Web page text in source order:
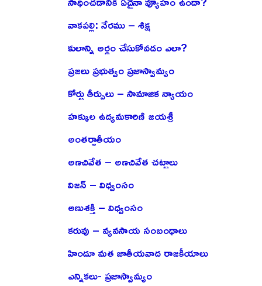
వాకపల్లి: నేరము – శిక్ష
కులాన్ని అర్థం చేసుకోవడం ఎలా?
ప్రజలు ప్రభుత్వం ప్రజాస్వామ్యం
కోర్టు తీర్పులు – సామాజిక న్యాయం
హక్కుల ఉద్యమకారిణి జయశ్రీ
అంతర్జాతీయం
అణచివేత – అణచివేత చట్టాలు
విజన్ – విధ్వంసం
అణుశక్తి – విధ్వంసం
కరువు – వ్యవసాయ సంబంధాలు
హిందూ మత జాతీయవాద రాజకీయాలు
ఎన్నికలు- ప్రజాస్వామ్యం